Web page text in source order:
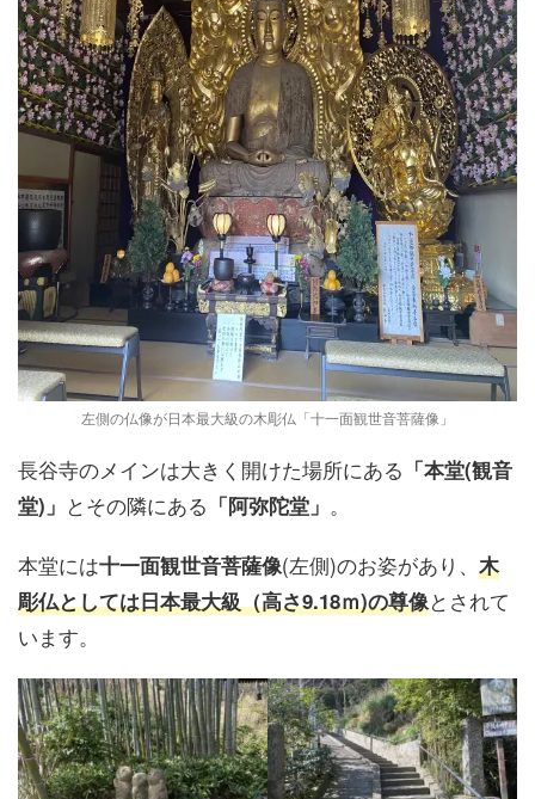
左側の仏像が日本最大級の木彫仏「十一面観世音菩薩像」
長谷寺のメインは大きく開けた場所にある 「本堂(観音
堂)」 とその隣にある 「阿弥陀堂」 。
本堂には十一面観世音菩薩像(左側)のお姿があり、 木
彫仏としては日本最大級（高さ9.18ｍ)の尊像とされて
います。